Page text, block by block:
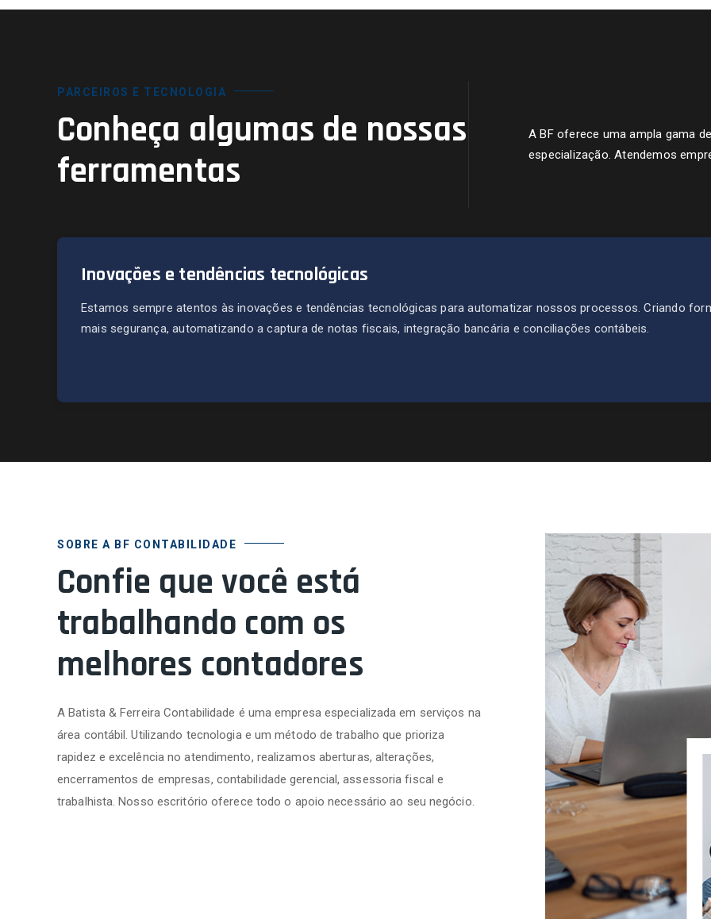
PARCEIROS E TECNOLOGIA
Conheça algumas de nossas
ferramentas
A BF oferece uma ampla gama
especialização. Atendemos
Inovações e tendências tecnológicas
Estamos sempre atentos às inovações e tendências tecnológicas para automatizar nossos processos. Criando
mais segurança, automatizando a captura de notas fiscais, integração bancária e conciliações contábeis.
SOBRE A BF CONTABILIDADE
Confie que você está
trabalhando com os
melhores contadores
A Batista & Ferreira Contabilidade é uma empresa especializada em serviços na
área contábil. Utilizando tecnologia e um método de trabalho que prioriza
rapidez e excelência no atendimento, realizamos aberturas, alterações,
encerramentos de empresas, contabilidade gerencial, assessoria fiscal e
trabalhista. Nosso escritório oferece todo o apoio necessário ao seu negócio.